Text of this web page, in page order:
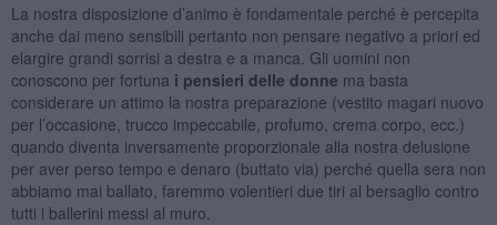
La nostra disposizione d’animo è fondamentale perché è percepita
anche dai meno sensibili pertanto non pensare negativo a priori ed
elargire grandi sorrisi a destra e a manca. Gli uomini non
conoscono per fortuna i pensieri delle donne ma basta
considerare un attimo la nostra preparazione (vestito magari nuovo
per l’occasione, trucco impeccabile, profumo, crema corpo, ecc.)
quando diventa inversamente proporzionale alla nostra delusione
per aver perso tempo e denaro (buttato via) perché quella sera non
abbiamo mai ballato, faremmo volentieri due tiri al bersaglio contro
tutti i ballerini messi al muro.